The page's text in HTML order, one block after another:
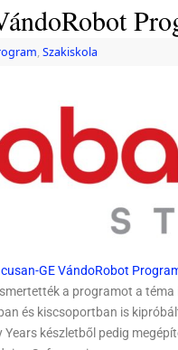
, Szakiskola
GE VándoRobot
a programot a
és kiscsoportban is
készletből pedig